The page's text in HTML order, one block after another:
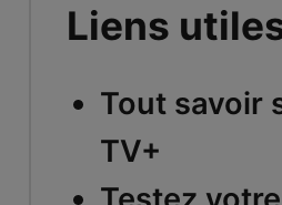
Liens
Tout savoir
TV+